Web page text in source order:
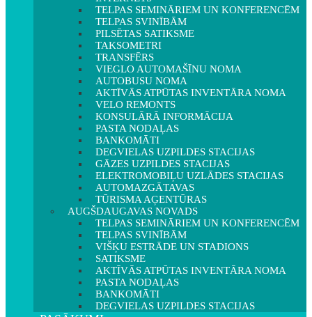
TELPAS SEMINĀRIEM UN KONFERENCĒM
TELPAS SVINĪBĀM
PILSĒTAS SATIKSME
TAKSOMETRI
TRANSFĒRS
VIEGLO AUTOMAŠĪNU NOMA
AUTOBUSU NOMA
AKTĪVĀS ATPŪTAS INVENTĀRA NOMA
VELO REMONTS
KONSULĀRĀ INFORMĀCIJA
PASTA NODAĻAS
BANKOMĀTI
DEGVIELAS UZPILDES STACIJAS
GĀZES UZPILDES STACIJAS
ELEKTROMOBIĻU UZLĀDES STACIJAS
AUTOMAZGĀTAVAS
TŪRISMA AĢENTŪRAS
AUGŠDAUGAVAS NOVADS
TELPAS SEMINĀRIEM UN KONFERENCĒM
TELPAS SVINĪBĀM
VIŠĶU ESTRĀDE UN STADIONS
SATIKSME
AKTĪVĀS ATPŪTAS INVENTĀRA NOMA
PASTA NODAĻAS
BANKOMĀTI
DEGVIELAS UZPILDES STACIJAS